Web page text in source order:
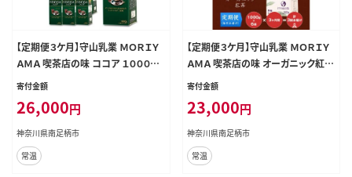
【定期便３ケ月】守山乳業 ＭＯＲＩＹ
ＡＭＡ 喫茶店の味 ココア １０００ｇ
×６本
寄付金額
26,000円
神奈川県南足柄市
常温
【定期便３ケ月】守山乳業 ＭＯＲＩＹ
ＡＭＡ 喫茶店の味 オーガニック紅茶
１０００ｇ×６本
寄付金額
23,000円
神奈川県南足柄市
常温